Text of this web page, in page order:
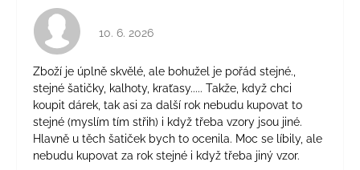
Hodnotenie obchodu je 4 z 5 hviezdičiek.
10. 6. 2026
Zboží je úplně skvělé, ale bohužel je pořád stejné.,
stejné šatičky, kalhoty, kraťasy..... Takže, když chci
koupit dárek, tak asi za další rok nebudu kupovat to
stejné (myslím tím střih) i když třeba vzory jsou jiné.
Hlavně u těch šatiček bych to ocenila. Moc se líbily, ale
nebudu kupovat za rok stejné i když třeba jiný vzor.